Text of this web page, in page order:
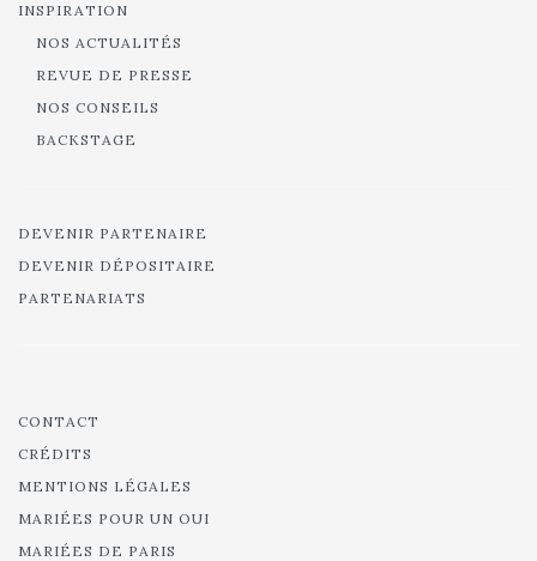
INSPIRATION
NOS ACTUALITÉS
REVUE DE PRESSE
NOS CONSEILS
BACKSTAGE
DEVENIR PARTENAIRE
DEVENIR DÉPOSITAIRE
PARTENARIATS
CONTACT
CRÉDITS
MENTIONS LÉGALES
MARIÉES POUR UN OUI
MARIÉES DE PARIS